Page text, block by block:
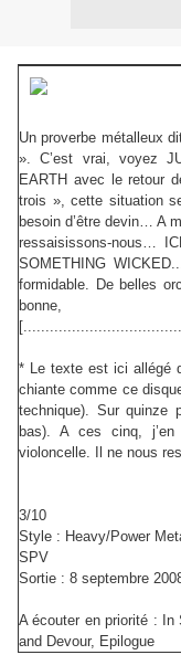
Un proverbe métalleux
». C’est vrai, voyez
EARTH avec le retour
trois », cette situation
besoin d’être devin… A
ressaisissons-nous…
SOMETHING
formidable. De belles
* Le texte est ici allégé
chiante comme ce
technique). Sur quinze
bas). A ces cinq, j’en
violoncelle. Il ne nous
3/10
Style : Heavy/Power
SPV
Sortie : 8 septembre
A écouter en priorité : In
and Devour, Epilogue